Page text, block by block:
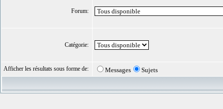
Forum:
Catégorie:
Afficher les résultats sous forme de: Messages Sujets